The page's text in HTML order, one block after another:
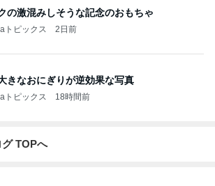
の激混みしそうな記念のおもちゃ
トピックス 2日前
きなおにぎりが逆効果な写真
トピックス 18時間前
TOPへ